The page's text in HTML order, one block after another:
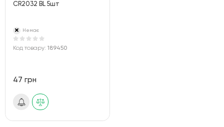
CR2032 BL 5шт
Немає
Код товару: 189450
47 грн